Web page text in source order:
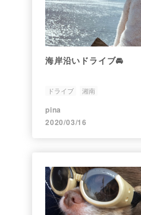
海岸沿いドライブ🚘
ドライブ 湘南
pina
2020/03/16